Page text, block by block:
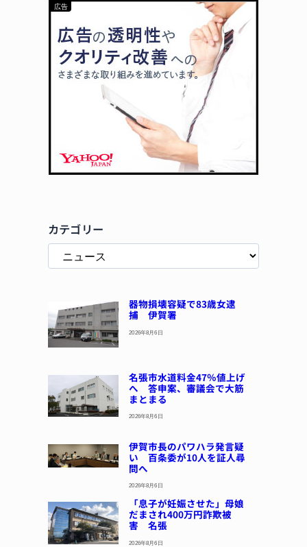
カテゴリー
器物損壊容疑で83歳女逮
捕 伊賀署
2026年8月6日
名張市水道料金47％値上げ
へ 答申案、審議会で大筋
まとまる
2026年8月6日
伊賀市長のパワハラ発言疑
い 百条委が10人を証人尋
問へ
2026年8月6日
「息子が妊娠させた」母娘
だまされ400万円詐欺被
害 名張
2026年8月6日